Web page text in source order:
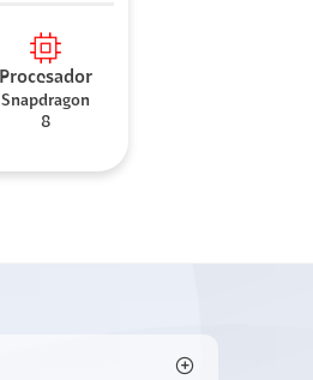
Procesador
Snapdragon
8